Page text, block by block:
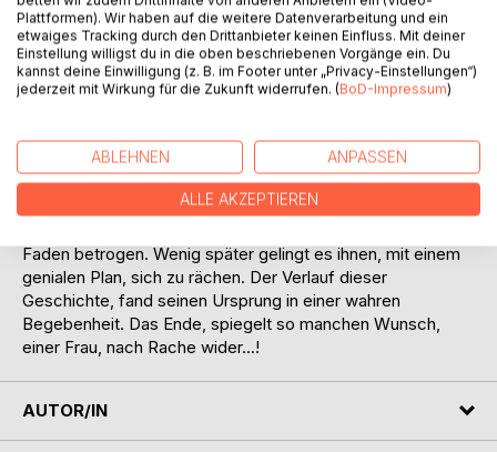
Eigentlich sollte Eva, die als Stewardess arbeitet, Dienst
haben – nur vertat sie sich in ihrem Dienstplan – zu Hause
wieder angekommen, überraschte sie ihr Mann – Alexander
von einer überraschenden dunklen Seite kennen. Beide
Frauen lernen sich in einem Swinger Club – in Innsbruck
kennen. Nach und nach, kommt nun an die Oberfläche, was
wirklich in ihren Männern steckt.
Faden betrogen. Wenig später gelingt es ihnen, mit einem
genialen Plan, sich zu rächen. Der Verlauf dieser
Geschichte, fand seinen Ursprung in einer wahren
Begebenheit. Das Ende, spiegelt so manchen Wunsch,
einer Frau, nach Rache wider...!
AUTOR/IN
Plattformen). Wir haben auf die weitere Datenverarbeitung und ein
etwaiges Tracking durch den Drittanbieter keinen Einfluss. Mit deiner
Einstellung willigst du in die oben beschriebenen Vorgänge ein. Du
kannst deine Einwilligung (z. B. im Footer unter „Privacy-Einstellungen“)
jederzeit mit Wirkung für die Zukunft widerrufen. (BoD-Impressum)
ABLEHNEN ANPASSEN
ALLE AKZEPTIEREN